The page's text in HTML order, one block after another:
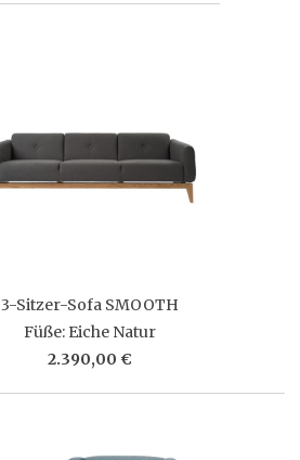
3-Sitzer-Sofa SMOOTH
Füße: Eiche Natur
2.390,00 €